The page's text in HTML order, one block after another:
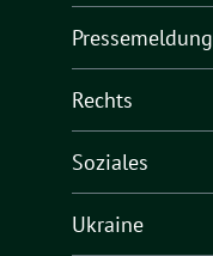
Pressemeldung
Rechts
Soziales
Ukraine